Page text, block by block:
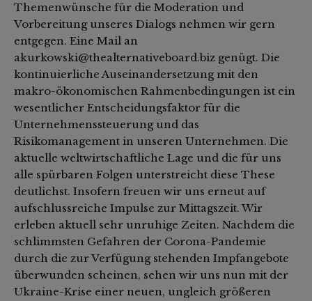
Themenwünsche für die Moderation und
Vorbereitung unseres Dialogs nehmen wir gern
entgegen. Eine Mail an
akurkowski@thealternativeboard.biz genügt. Die
kontinuierliche Auseinandersetzung mit den
makro-ökonomischen Rahmenbedingungen ist ein
wesentlicher Entscheidungsfaktor für die
Unternehmenssteuerung und das
Risikomanagement in unseren Unternehmen. Die
aktuelle weltwirtschaftliche Lage und die für uns
alle spürbaren Folgen unterstreicht diese These
deutlichst. Insofern freuen wir uns erneut auf
aufschlussreiche Impulse zur Mittagszeit. Wir
erleben aktuell sehr unruhige Zeiten. Nachdem die
schlimmsten Gefahren der Corona-Pandemie
durch die zur Verfügung stehenden Impfangebote
überwunden scheinen, sehen wir uns nun mit der
Ukraine-Krise einer neuen, ungleich größeren